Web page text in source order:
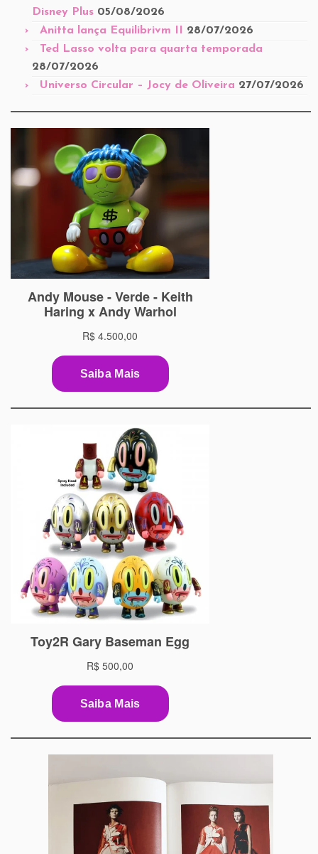
Disney Plus 05/08/2026
Anitta lança Equilibrivm II 28/07/2026
Ted Lasso volta para quarta temporada
28/07/2026
Universo Circular – Jocy de Oliveira 27/07/2026